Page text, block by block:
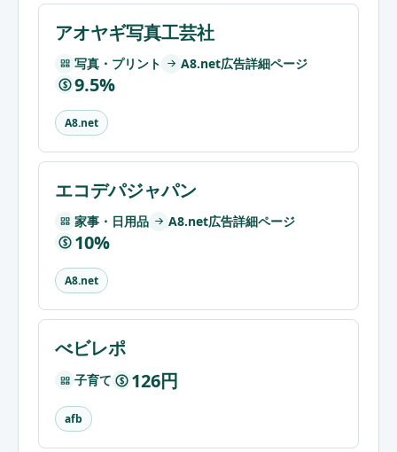
アオヤギ写真工芸社
写真・プリント A8.net広告詳細ページ
$ 9.5%
A8.net
エコデパジャパン
家事・日用品 A8.net広告詳細ページ
$ 10%
A8.net
べビレポ
子育て $ 126円
afb